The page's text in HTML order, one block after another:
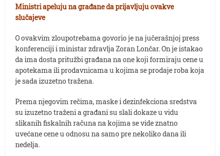
Ministri apeluju na građane da prijavljuju ovakve
slučajeve
O ovakvim zloupotrebama govorio je na jučerašnjoj press
konferenciji i ministar zdravlja Zoran Lončar. On je istakao
da ima dosta pritužbi građana na one koji formiraju cene u
apotekama ili prodavnicama u kojima se prodaje roba koja
je sada izuzetno tražena.
Prema njegovim rečima, maske i dezinfekciona sredstva
su izuzetno traženi a građani su slali dokaze u vidu
slikanih fiskalnih računa na kojima se vide znatno
uvećane cene u odnosu na samo pre nekoliko dana ili
nedelja.